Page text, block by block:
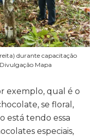
durante capacitação
Mapa
exemplo, qual é o
se floral,
está tendo essa
especiais,